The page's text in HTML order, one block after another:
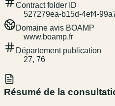
Contract folder ID
527279ea-b15d-4ef4-
Domaine avis BOAMP
www.boamp.fr
Département publication
27, 76
Résumé de la